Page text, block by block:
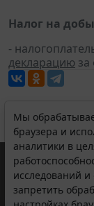
Налог на
-
декларацию за
Мы
браузера и
аналитики в
исследований
запретить
© ООО "НПП
выпускается с
являются